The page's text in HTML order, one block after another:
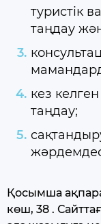
туристік
таңдау
кез
таңдау;
Қосымша
көш, 38 .